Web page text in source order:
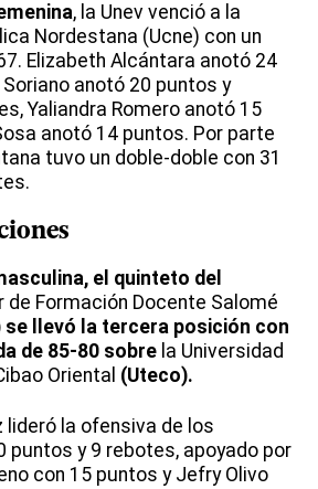
, la Unev venció a la
Nordestana (Ucne) con un
Elizabeth Alcántara anotó 24
anotó 20 puntos y
Yaliandra Romero anotó 15
anotó 14 puntos. Por parte
tuvo un doble-doble con 31
el quinteto del
de Formación Docente Salomé
se llevó la tercera posición con
de 85-80 sobre la Universidad
Oriental (Uteco).
lideró la ofensiva de los
puntos y 9 rebotes, apoyado por
con 15 puntos y Jefry Olivo